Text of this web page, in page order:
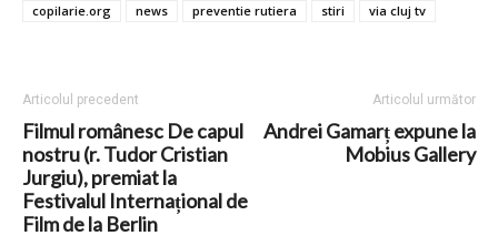
copilarie.org
news preventie rutiera stiri via cluj tv
Articolul precedent
Filmul românesc De capul
nostru (r. Tudor Cristian
Jurgiu), premiat la
Festivalul Internațional de
Film de la Berlin
Articolul următor
Andrei Gamarț expune la
Mobius Gallery